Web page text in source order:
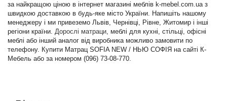
за найкращою ціною в інтернет магазині меблів k-mebel.com.ua з
швидкою доставкою в будь-яке місто України. Напишіть нашому
менеджеру і ми привеземо Львів, Чернівці, Рівне, Житомир і інші
регіони країни. Дорослі матраци, меблі для кухні, стільці, офісні
меблі або інший аналог від виробника можливо замовити по
телефону. Купити Матрац SOFIA NEW / НЬЮ СОФІЯ на сайті К-
Мебель або за номером (096) 73-08-770.